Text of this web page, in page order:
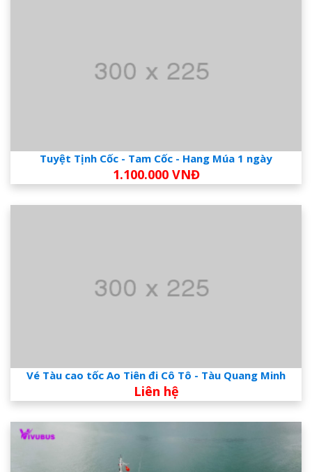
Tuyệt Tịnh Cốc - Tam Cốc - Hang Múa 1 ngày
1.100.000 VNĐ
Vé Tàu cao tốc Ao Tiên đi Cô Tô - Tàu Quang Minh
Liên hệ